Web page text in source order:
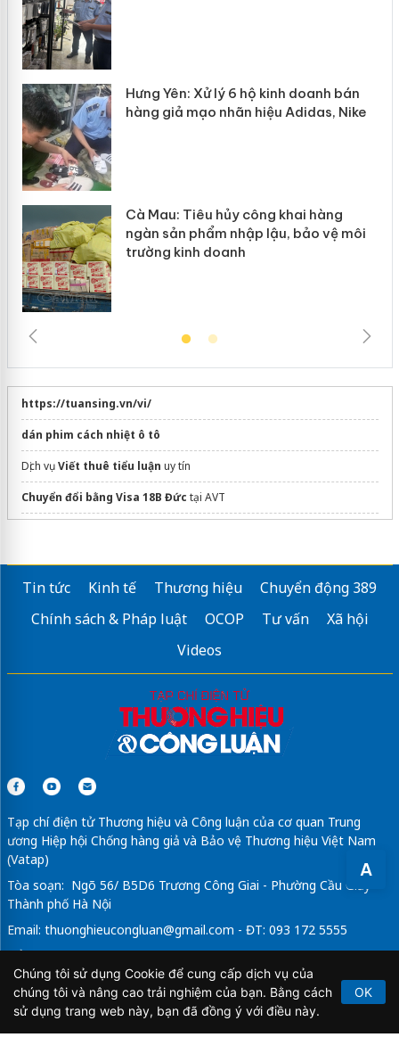
A
Hưng Yên: Xử lý 6 hộ kinh doanh bán
hàng giả mạo nhãn hiệu Adidas, Nike
Cà Mau: Tiêu hủy công khai hàng
ngàn sản phẩm nhập lậu, bảo vệ môi
trường kinh doanh
https://tuansing.vn/vi/
dán phim cách nhiệt ô tô
Dịch vụViết thuê tiểu luận uy tín
Chuyển đổi bằng Visa 18B Đức tại AVT
Tin tức Kinh tế Thương hiệu
Chuyển động 389
Chính sách & Pháp luật
OCOP Tư vấn
Xã hội
Videos
Tạp chí điện tử Thương hiệu và Công luận của cơ quan Trung
ương Hiệp hội Chống hàng giả và Bảo vệ Thương hiệu Việt Nam
(Vatap)
Tòa soạn: Ngõ 56/ B5D6 Trương Công Giai - Phường Cầu Giấy -
Thành phố Hà Nội
Email: thuonghieucongluan@gmail.com - ĐT: 093 172 5555
Tổng Biên Tập: Vũ Đức Thuận
Giấy phép hoạt động báo chí điện tử số 64/GP-BTTTT do Bộ
Thông tin và Truyền thông cấp ngày 21/2/2020.
Chúng tôi sử dụng Cookie để cung cấp dịch vụ của
chúng tôi và nâng cao trải nghiệm của bạn. Bằng cách
sử dụng trang web này, bạn đã đồng ý với điều này.
OK